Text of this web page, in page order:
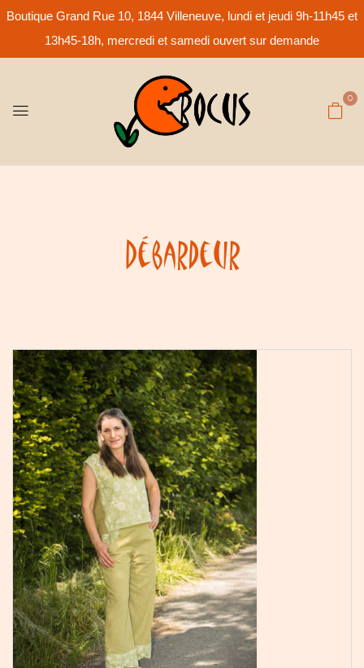
Boutique Grand Rue 10, 1844 Villeneuve, lundi et jeudi 9h-11h45 et
13h45-18h, mercredi et samedi ouvert sur demande
0
Débardeur